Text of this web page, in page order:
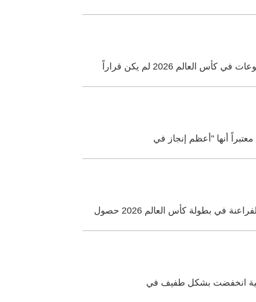
2026 لم يكن قراراً
بطولة كأس العالم 2026 حصول
انخفضت بشكل ⁠طفيف في